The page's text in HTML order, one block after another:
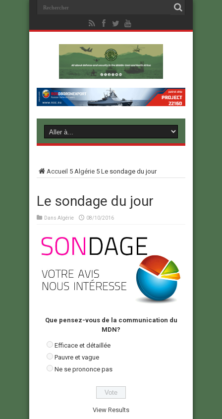
Accueil 5 Algérie 5 Le sondage du jour
Le sondage du jour
Dans Algérie 08/10/2016
Que pensez-vous de la communication du
MDN?
Efficace et détaillée
Pauvre et vague
Ne se prononce pas
View Results